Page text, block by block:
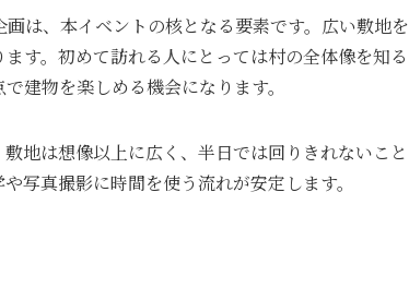
は、本イベントの核となる要素です。広い敷地を
す。初めて訪れる人にとっては村の全体像を知る
建物を楽しめる機会になります。
地は想像以上に広く、半日では回りきれないこと
写真撮影に時間を使う流れが安定します。